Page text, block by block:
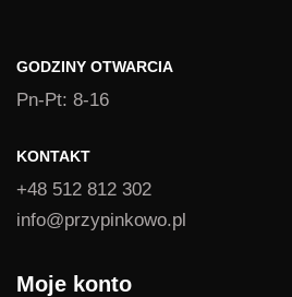
GODZINY OTWARCIA
Pn-Pt: 8-16
KONTAKT
+48 512 812 302
info@przypinkowo.pl
Moje konto